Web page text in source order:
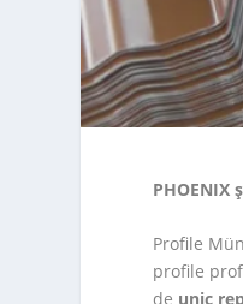
PHOENIX
Profile
profile
de unic